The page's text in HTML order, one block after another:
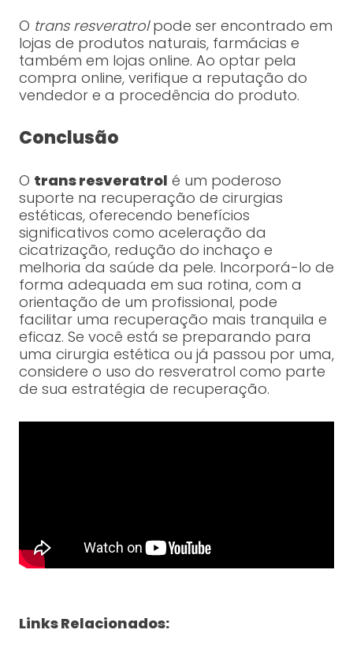
O trans resveratrolpode ser encontrado em
lojas de produtos naturais, farmácias e
também em lojas online. Ao optar pela
compra online, verifique a reputação do
vendedor e a procedência do produto.
Conclusão
O trans resveratrol é um poderoso
suporte na recuperação de cirurgias
estéticas, oferecendo benefícios
significativos como aceleração da
cicatrização, redução do inchaço e
melhoria da saúde da pele. Incorporá-lo de
forma adequada em sua rotina, com a
orientação de um profissional, pode
facilitar uma recuperação mais tranquila e
eficaz. Se você está se preparando para
uma cirurgia estética ou já passou por uma,
considere o uso do resveratrol como parte
de sua estratégia de recuperação.
Links Relacionados: